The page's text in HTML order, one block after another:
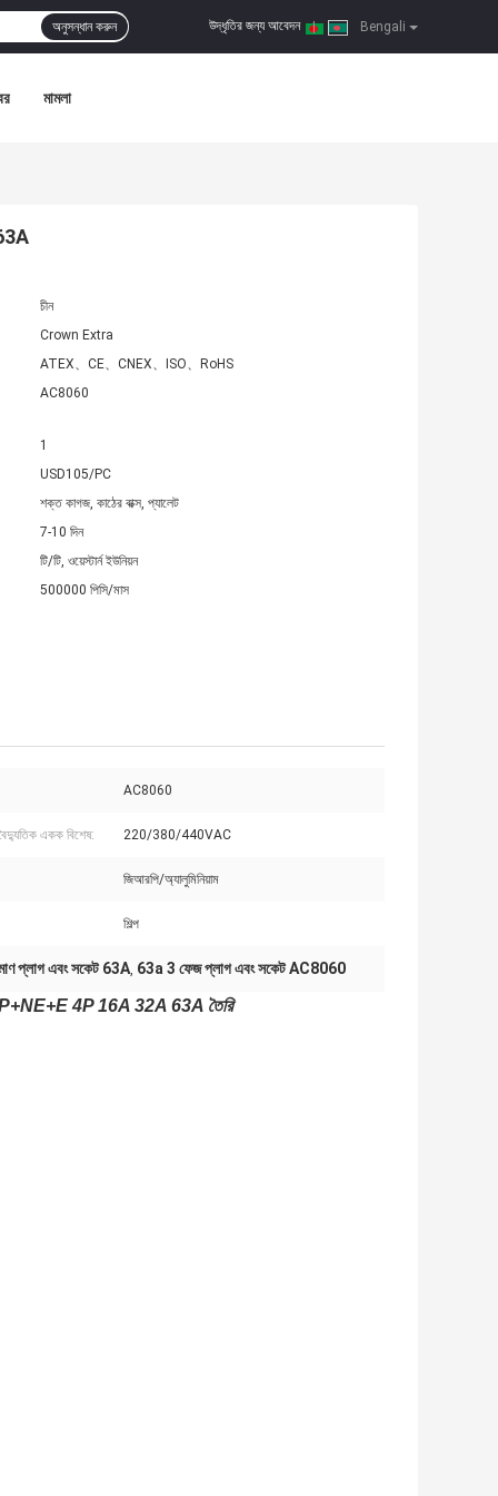
Bengali
উদ্ধৃতির জন্য আবেদন |
অনুসন্ধান করুন
মামলা
চীন
Crown Extra
ATEX、CE、CNEX、ISO、RoHS
AC8060
1
USD105/PC
শক্ত কাগজ, কাঠের বাক্স, প্যালেট
7-10 দিন
টি/টি, ওয়েস্টার্ন ইউনিয়ন
500000 পিসি/মাস
AC8060
একক বিশেষ: 220/380/440VAC
জিআরপি/অ্যালুমিনিয়াম
শিল্প
প্লাগ এবং সকেট 63A, 63a 3 ফেজ প্লাগ এবং সকেট AC8060
4P 16A 32A 63A তৈরি